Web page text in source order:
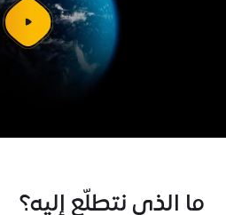
شغل
الفيديو
ما الذي نتطلّع إليه؟